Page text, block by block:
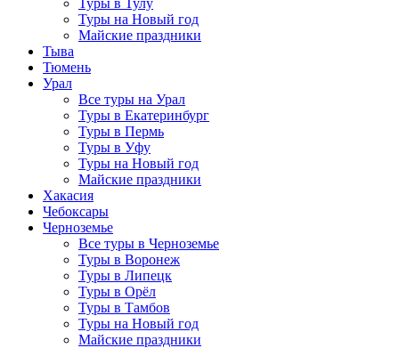
Туры на Новый год
Майские праздники
Тыва
Тюмень
Урал
Все туры на Урал
Туры в Екатеринбург
Туры в Пермь
Туры в Уфу
Туры на Новый год
Майские праздники
Хакасия
Чебоксары
Черноземье
Все туры в Черноземье
Туры в Воронеж
Туры в Липецк
Туры в Орёл
Туры в Тамбов
Туры на Новый год
Майские праздники